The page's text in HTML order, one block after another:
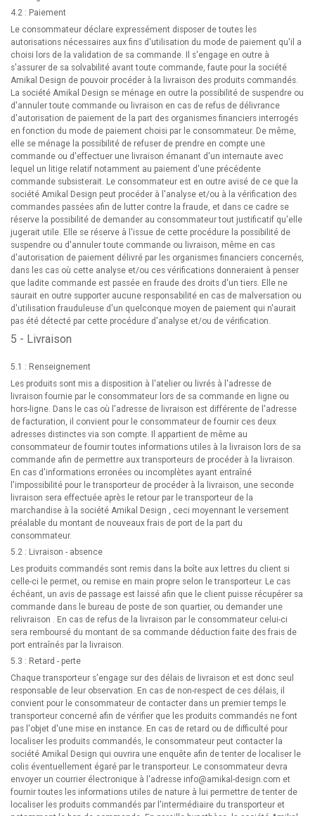
4.2 : Paiement
Le consommateur déclare expressément disposer de toutes les
autorisations nécessaires aux fins d'utilisation du mode de paiement qu'il a
choisi lors de la validation de sa commande. Il s'engage en outre à
s'assurer de sa solvabilité avant toute commande, faute pour la société
Amikal Design de pouvoir procéder à la livraison des produits commandés.
La société Amikal Design se ménage en outre la possibilité de suspendre ou
d'annuler toute commande ou livraison en cas de refus de délivrance
d'autorisation de paiement de la part des organismes financiers interrogés
en fonction du mode de paiement choisi par le consommateur. De même,
elle se ménage la possibilité de refuser de prendre en compte une
commande ou d'effectuer une livraison émanant d'un internaute avec
lequel un litige relatif notamment au paiement d'une précédente
commande subsisterait. Le consommateur est en outre avisé de ce que la
société Amikal Design peut procéder à l'analyse et/ou à la vérification des
commandes passées afin de lutter contre la fraude, et dans ce cadre se
réserve la possibilité de demander au consommateur tout justificatif qu'elle
jugerait utile. Elle se réserve à l'issue de cette procédure la possibilité de
suspendre ou d'annuler toute commande ou livraison, même en cas
d'autorisation de paiement délivré par les organismes financiers concernés,
dans les cas où cette analyse et/ou ces vérifications donneraient à penser
que ladite commande est passée en fraude des droits d'un tiers. Elle ne
saurait en outre supporter aucune responsabilité en cas de malversation ou
d'utilisation frauduleuse d'un quelconque moyen de paiement qui n'aurait
pas été détecté par cette procédure d'analyse et/ou de vérification.
5 - Livraison
5.1 : Renseignement
Les produits sont mis a disposition à l'atelier ou livrés à l'adresse de
livraison fournie par le consommateur lors de sa commande en ligne ou
hors-ligne. Dans le cas où l'adresse de livraison est différente de l'adresse
de facturation, il convient pour le consommateur de fournir ces deux
adresses distinctes via son compte. Il appartient de même au
consommateur de fournir toutes informations utiles à la livraison lors de sa
commande afin de permettre aux transporteurs de procéder à la livraison.
En cas d'informations erronées ou incomplètes ayant entraîné
l'impossibilité pour le transporteur de procéder à la livraison, une seconde
livraison sera effectuée après le retour par le transporteur de la
marchandise à la société Amikal Design , ceci moyennant le versement
préalable du montant de nouveaux frais de port de la part du
consommateur.
5.2 : Livraison - absence
Les produits commandés sont remis dans la boîte aux lettres du client si
celle-ci le permet, ou remise en main propre selon le transporteur. Le cas
échéant, un avis de passage est laissé afin que le client puisse récupérer sa
commande dans le bureau de poste de son quartier, ou demander une
relivraison . En cas de refus de la livraison par le consommateur celui-ci
sera remboursé du montant de sa commande déduction faite des frais de
port entraînés par la livraison.
5.3 : Retard - perte
Chaque transporteur s'engage sur des délais de livraison et est donc seul
responsable de leur observation. En cas de non-respect de ces délais, il
convient pour le consommateur de contacter dans un premier temps le
transporteur concerné afin de vérifier que les produits commandés ne font
pas l'objet d'une mise en instance. En cas de retard ou de difficulté pour
localiser les produits commandés, le consommateur peut contacter la
société Amikal Design qui ouvrira une enquête afin de tenter de localiser le
colis éventuellement égaré par le transporteur. Le consommateur devra
envoyer un courrier électronique à l'adresse info@amikal-design.com et
fournir toutes les informations utiles de nature à lui permettre de tenter de
localiser les produits commandés par l'intermédiaire du transporteur et